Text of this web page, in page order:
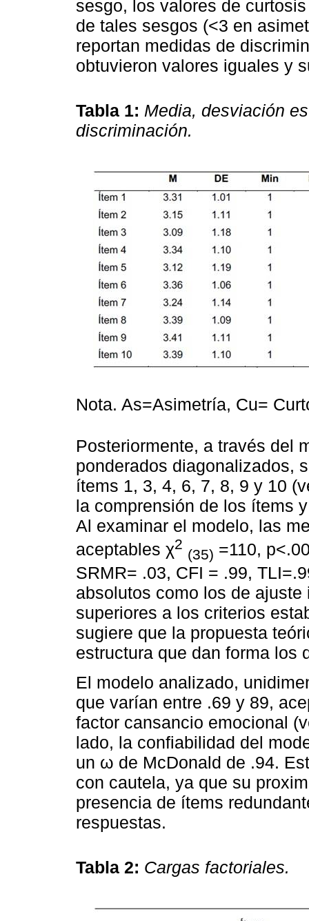
sesgo, los valores de
de tales sesgos (<3 en
reportan medidas de
obtuvieron valores iguales y
Tabla 1: Media, desviación
discriminación.
Nota. As=Asimetría, Cu=
Posteriormente, a través del
ponderados diagonalizados,
ítems 1, 3, 4, 6, 7, 8, 9 y 10
la comprensión de los ítems
Al examinar el modelo, las
aceptables χ2
(35) =110,
SRMR= .03, CFI = .99,
absolutos como los de
superiores a los criterios
sugiere que la propuesta
estructura que dan forma los
El modelo analizado,
que varían entre .69 y 89,
factor cansancio emocional
lado, la confiabilidad del
un ω de McDonald de .94.
con cautela, ya que su
presencia de ítems
respuestas.
Tabla 2: Cargas factoriales.